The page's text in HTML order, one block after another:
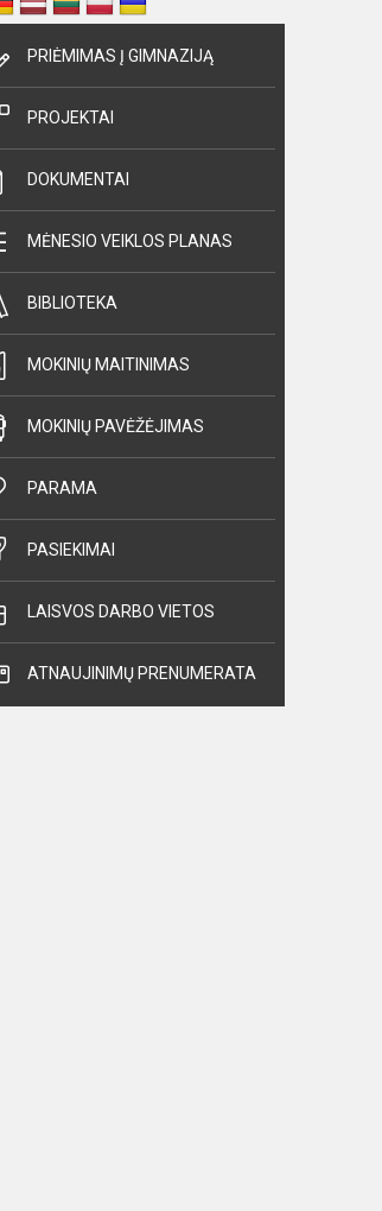
PRIĖMIMAS Į GIMNAZIJĄ
PROJEKTAI
DOKUMENTAI
MĖNESIO VEIKLOS PLANAS
BIBLIOTEKA
MOKINIŲ MAITINIMAS
MOKINIŲ PAVĖŽĖJIMAS
PARAMA
PASIEKIMAI
LAISVOS DARBO VIETOS
ATNAUJINIMŲ PRENUMERATA